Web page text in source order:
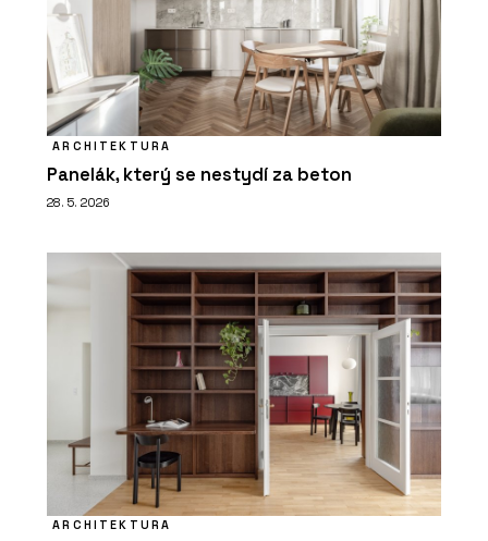
ARCHITEKTURA
Panelák, který se nestydí za beton
28. 5. 2026
ARCHITEKTURA